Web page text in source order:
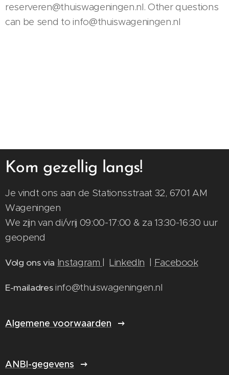
reserveren@thuiswageningen.nl. Other questions
can be send to info@thuiswageningen.nl
Kom gezellig langs!
Je vindt ons aan de Stationsstraat 32, 6701 AM
Wageningen
We zijn van di/vrij 09:00-17:00 & za 13:30-16:30 uur
geopend
Volg ons via Instagram |LinkedIn | Facebook
E-mailadresinfo@thuiswageningen.nl
Algemene voorwaarden
ANBI-gegevens